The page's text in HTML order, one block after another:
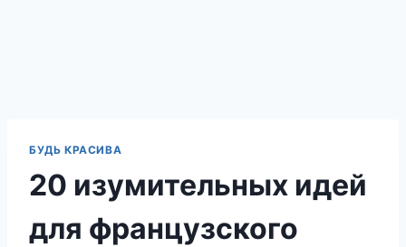
БУДЬ КРАСИВА
20 изумительных идей
для французского